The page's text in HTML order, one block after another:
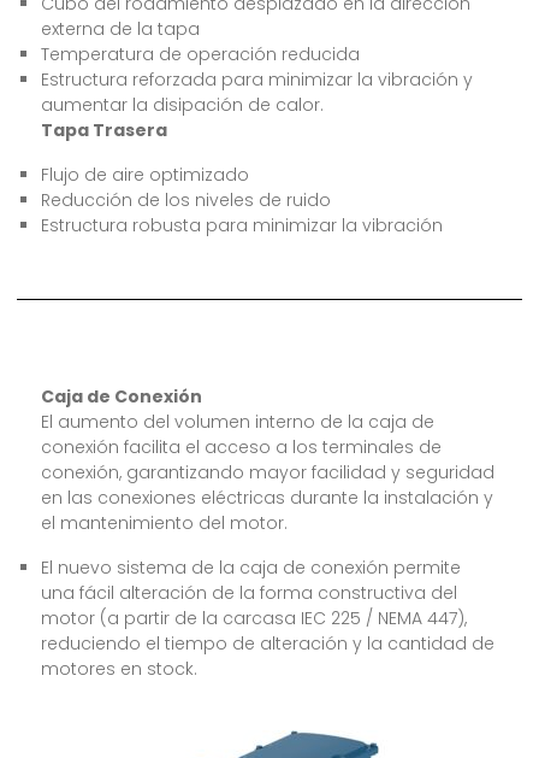
externa de la tapa
Temperatura de operación reducida
Estructura reforzada para minimizar la vibración y
aumentar la disipación de calor.
Tapa Trasera
Flujo de aire optimizado
Reducción de los niveles de ruido
Estructura robusta para minimizar la vibración
Caja de Conexión
El aumento del volumen interno de la caja de
conexión facilita el acceso a los terminales de
conexión, garantizando mayor facilidad y seguridad
en las conexiones eléctricas durante la instalación y
el mantenimiento del motor.
El nuevo sistema de la caja de conexión permite
una fácil alteración de la forma constructiva del
motor (a partir de la carcasa IEC 225 / NEMA 447),
reduciendo el tiempo de alteración y la cantidad de
motores en stock.